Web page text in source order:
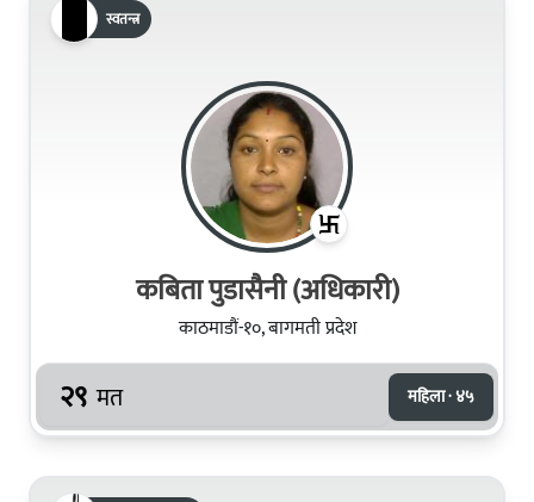
स्वतन्त्र
कबिता पुडासैनी (अधिकारी)
काठमाडौं-१०, बागमती प्रदेश
२९ मत महिला · ४५